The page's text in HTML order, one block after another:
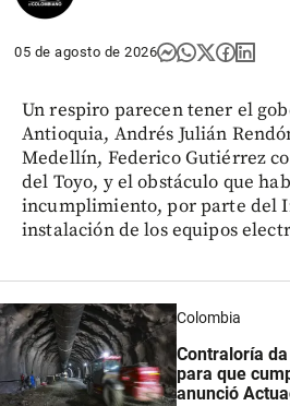
05 de agosto de 2026
Un respiro parecen tener el
Antioquia, Andrés Julián
Medellín, Federico Gutiérrez
del Toyo, y el obstáculo que
incumplimiento, por parte del
instalación de los equipos
Colombia
Contraloría
para que
anunció